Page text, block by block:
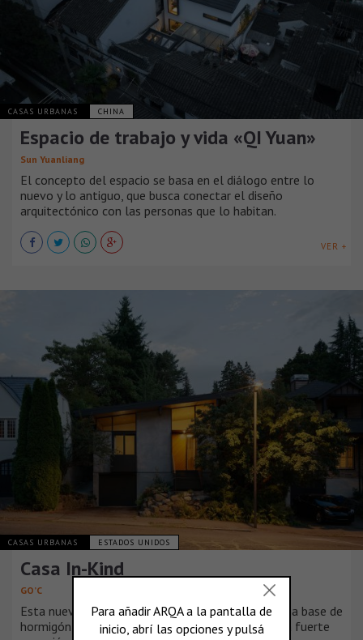
CASAS URBANAS CHINA
Espacio de trabajo y vida «QI Yuan»
Sun Yuanliang
El concepto del espacio se basa en el diálogo entre lo
nuevo y lo antiguo, que busca conectar el diseño
arquitectónico con las personas que lo habitan.
VER +
CASAS URBANAS ESTADOS UNIDOS
Casa In-Kind
GO’C
Esta nueva casa de Seattle se construyó sobre una base de
hormigón existente de la década de 1950 con una fuerte